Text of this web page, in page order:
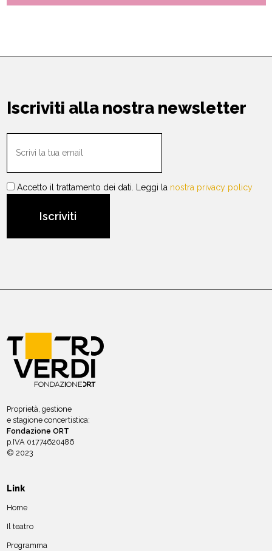
Iscriviti alla nostra newsletter
Accetto il trattamento dei dati. Leggi la nostra privacy policy
Proprietà, gestione
e stagione concertistica:
Fondazione ORT
p.IVA 01774620486
© 2023
Link
Home
Il teatro
Programma